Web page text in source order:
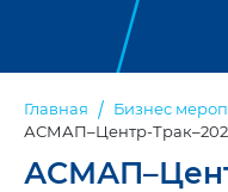
Главная
Бизнес
АСМАП–Центр-